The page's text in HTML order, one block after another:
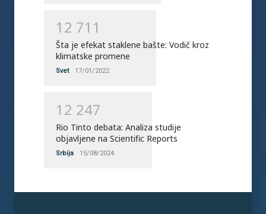
1 2 71 1
Šta je efekat staklene bašte: Vodič kroz
klimatske promene
Svet 17/01/2022
1 2 247
Rio Tinto debata: Analiza studije
objavljene na Scientific Reports
Srbija 15/08/2024